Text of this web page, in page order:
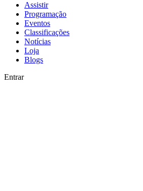
Assistir
Programação
Eventos
Classificações
Notícias
Loja
Blogs
Entrar